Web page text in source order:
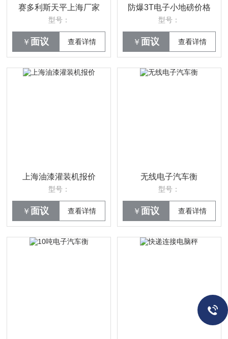
赛多利斯天平上海厂家
型号：
￥ 面议 查看详情
防爆3T电子小地磅价格
型号：
￥ 面议 查看详情
上海油漆灌装机报价
型号：
￥ 面议 查看详情
无线电子汽车衡
型号：
￥ 面议 查看详情